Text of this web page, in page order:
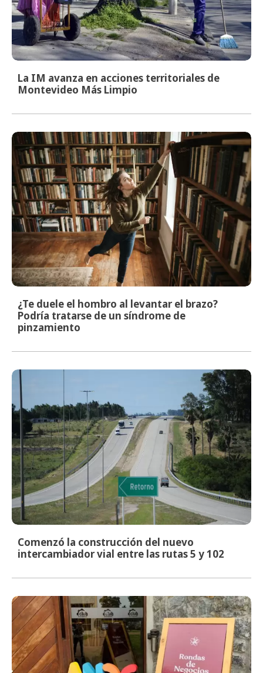
La IM avanza en acciones territoriales de
Montevideo Más Limpio
¿Te duele el hombro al levantar el brazo?
Podría tratarse de un síndrome de
pinzamiento
Comenzó la construcción del nuevo
intercambiador vial entre las rutas 5 y 102